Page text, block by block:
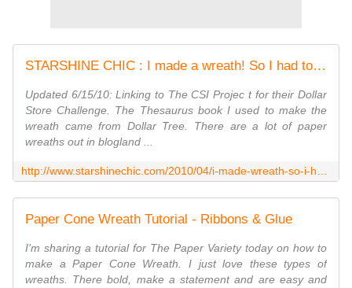
STARSHINE CHIC : I made a wreath! So I had to change up my mantel.
Updated 6/15/10: Linking to The CSI Projec t for their Dollar
Store Challenge. The Thesaurus book I used to make the
wreath came from Dollar Tree. There are a lot of paper
wreaths out in blogland ...
Paper Cone Wreath Tutorial - Ribbons & Glue
I'm sharing a tutorial for The Paper Variety today on how to
make a Paper Cone Wreath. I just love these types of
wreaths. There bold, make a statement and are easy and